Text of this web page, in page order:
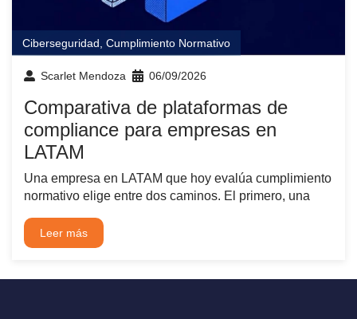
Ciberseguridad Cumplimiento Normativo
Scarlet Mendoza 06/09/2026
Comparativa de plataformas de
compliance para empresas en
LATAM
Una empresa en LATAM que hoy evalúa cumplimiento
normativo elige entre dos caminos. El primero, una
Leer más